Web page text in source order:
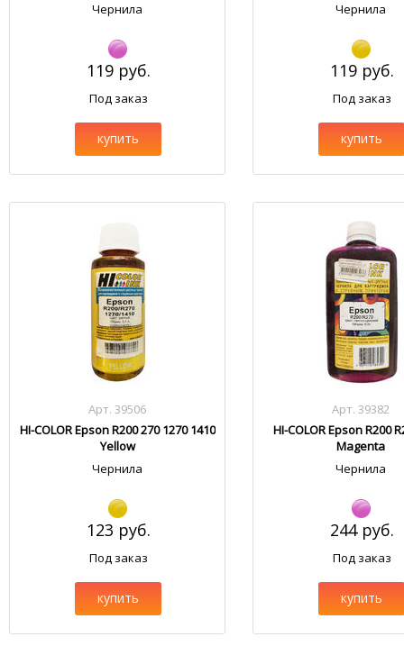
Чернила
119 руб.
Под заказ
купить
Чернила
119 руб.
Под заказ
купить
Арт. 39506
HI-COLOR Epson R200 270 1270 1410
Yellow
Чернила
123 руб.
Под заказ
купить
Арт. 39382
HI-COLOR Epson R200
Magenta
Чернила
244 руб.
Под заказ
купить